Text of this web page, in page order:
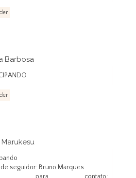
Barbosa
seguidor: Bruno Marques